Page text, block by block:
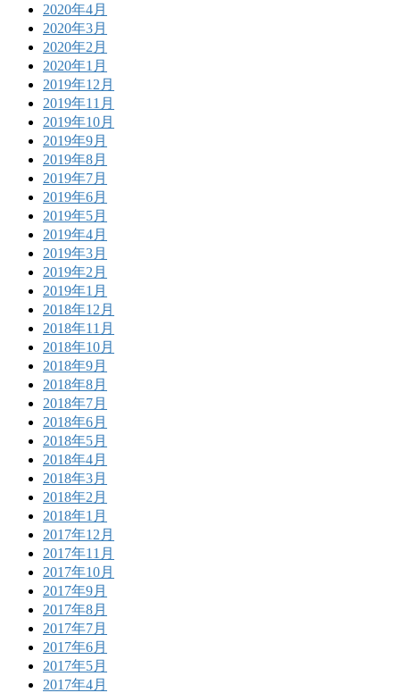
2020年4月
2020年3月
2020年2月
2020年1月
2019年12月
2019年11月
2019年10月
2019年9月
2019年8月
2019年7月
2019年6月
2019年5月
2019年4月
2019年3月
2019年2月
2019年1月
2018年12月
2018年11月
2018年10月
2018年9月
2018年8月
2018年7月
2018年6月
2018年5月
2018年4月
2018年3月
2018年2月
2018年1月
2017年12月
2017年11月
2017年10月
2017年9月
2017年8月
2017年7月
2017年6月
2017年5月
2017年4月